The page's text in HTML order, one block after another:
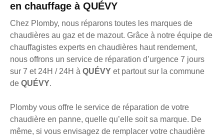
en chauffage à QUÉVY
Chez Plomby, nous réparons toutes les marques de
chaudières au gaz et de mazout. Grâce à notre équipe de
chauffagistes experts en chaudières haut rendement,
nous offrons un service de réparation d’urgence 7 jours
sur 7 et 24H / 24H à QUÉVY et partout sur la commune
de QUÉVY.
Plomby vous offre le service de réparation de votre
chaudière en panne, quelle qu’elle soit sa marque. De
même, si vous envisagez de remplacer votre chaudière